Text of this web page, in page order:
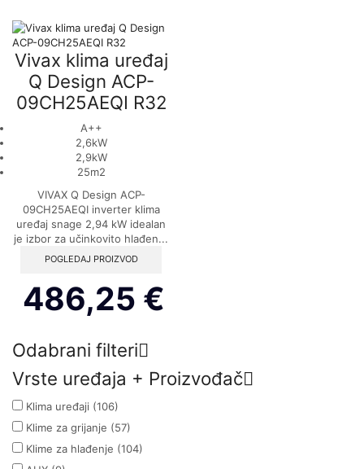
Vivax klima uređaj
Q Design ACP-
09CH25AEQI R32
A++
2,6kW
2,9kW
25m2
VIVAX Q Design ACP-
09CH25AEQI inverter klima
uređaj snage 2,94 kW idealan
je izbor za učinkovito hlađen...
POGLEDAJ PROIZVOD
486,25 €
Odabrani filteri
Vrste uređaja + Proizvođač
Klima uređaji (106)
Klime za grijanje (57)
Klime za hlađenje (104)